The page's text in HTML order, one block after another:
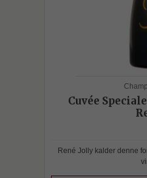
Cuvée
René Jolly kalder denne